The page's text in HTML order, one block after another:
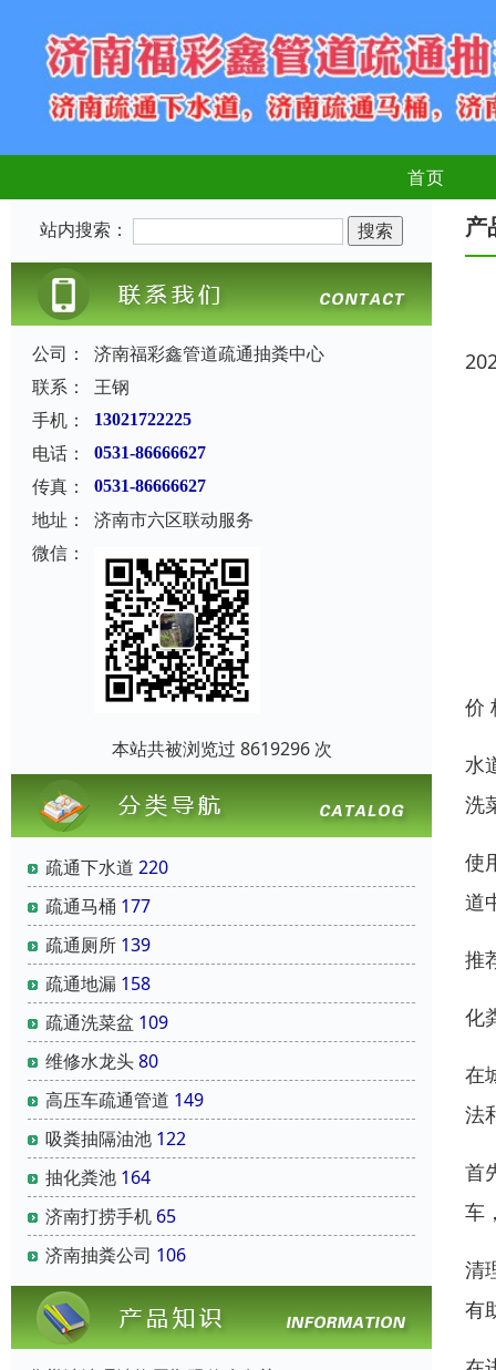
首页
站内搜索：
公司：
济南福彩鑫管道疏通抽粪中心
联系：
王钢
手机：
13021722225
电话： 0531-86666627
传真： 0531-86666627
地址：
济南市六区联动服务
微信：
本站共被浏览过 8619296 次
疏通下水道 220
疏通马桶 177
疏通厕所 139
疏通地漏 158
疏通洗菜盆 109
维修水龙头80
高压车疏通管道 149
吸粪抽隔油池 122
抽化粪池 164
济南打捞手机 65
济南抽粪公司 106
产
价
水
洗
使
道
推
化
在
法
首
车
清
有